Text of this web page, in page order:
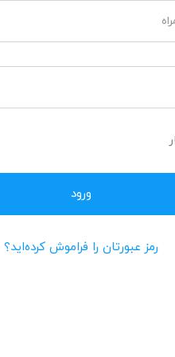
رمز عبورتان را فراموش کرده‌اید؟